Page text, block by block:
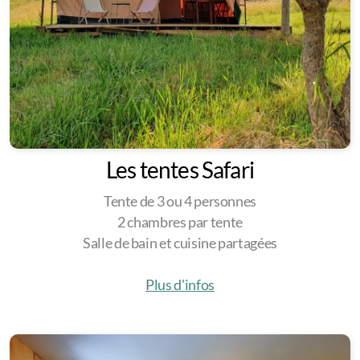
Les tentes Safari
Tente de 3 ou 4 personnes
2 chambres par tente
Salle de bain et cuisine partagées
Plus d'infos